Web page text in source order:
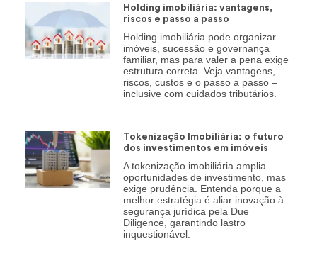
Holding imobiliária: vantagens,
riscos e passo a passo
Holding imobiliária pode organizar
imóveis, sucessão e governança
familiar, mas para valer a pena exige
estrutura correta. Veja vantagens,
riscos, custos e o passo a passo –
inclusive com cuidados tributários.
Tokenização Imobiliária: o futuro
dos investimentos em imóveis
A tokenização imobiliária amplia
oportunidades de investimento, mas
exige prudência. Entenda porque a
melhor estratégia é aliar inovação à
segurança jurídica pela Due
Diligence, garantindo lastro
inquestionável.